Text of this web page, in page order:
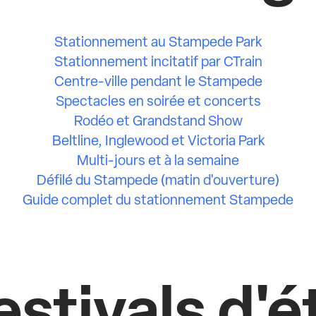
Stationnement au Stampede Park
Stationnement incitatif par CTrain
Centre-ville pendant le Stampede
Spectacles en soirée et concerts
Rodéo et Grandstand Show
Beltline, Inglewood et Victoria Park
Multi-jours et à la semaine
Défilé du Stampede (matin d'ouverture)
Guide complet du stationnement Stampede